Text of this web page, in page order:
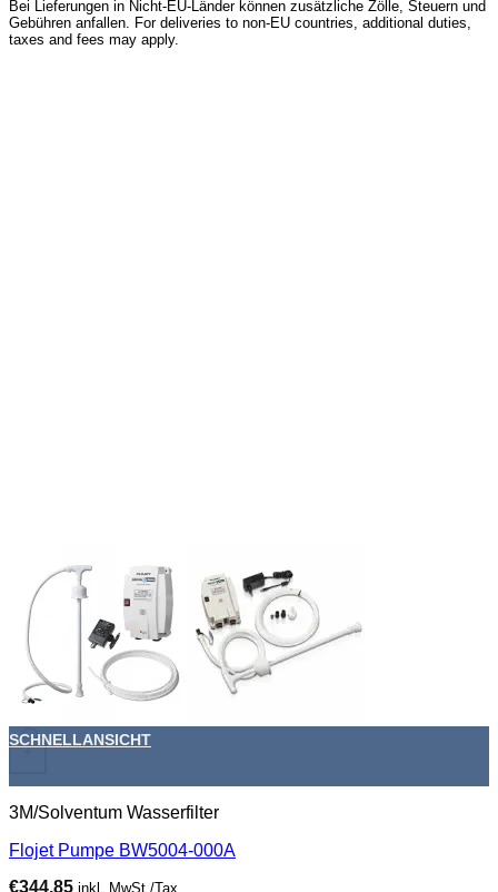
Bei Lieferungen in Nicht-EU-Länder können zusätzliche Zölle, Steuern und
Gebühren anfallen. For deliveries to non-EU countries, additional duties,
taxes and fees may apply.
+
SCHNELLANSICHT
3M/Solventum Wasserfilter
Flojet Pumpe BW5004-000A
€344,85 inkl. MwSt./Tax